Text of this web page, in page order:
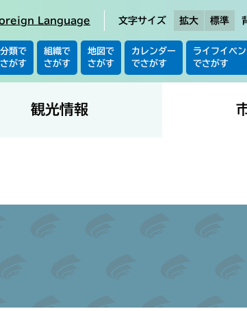
Language 文字サイズ 拡大 標準
分類で
さがす
組織で
さがす
地図で
さがす
カレンダー
でさがす
ライフイベ
でさがす
観光情報